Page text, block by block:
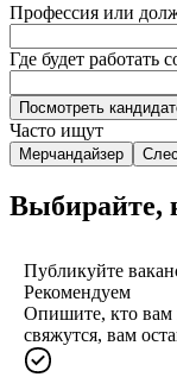
Профессия или
Где будет работать
Посмотреть
Часто ищут
Мерчандайзер
Выбирайте,
Публикуйте
Рекомендуем
Опишите, кто
свяжутся, вам